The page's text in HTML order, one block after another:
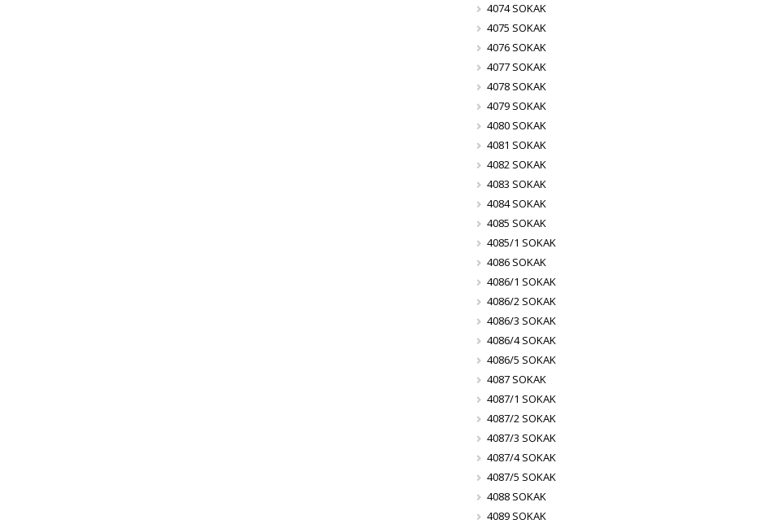
4074 SOKAK
4075 SOKAK
4076 SOKAK
4077 SOKAK
4078 SOKAK
4079 SOKAK
4080 SOKAK
4081 SOKAK
4082 SOKAK
4083 SOKAK
4084 SOKAK
4085 SOKAK
4085/1 SOKAK
4086 SOKAK
4086/1 SOKAK
4086/2 SOKAK
4086/3 SOKAK
4086/4 SOKAK
4086/5 SOKAK
4087 SOKAK
4087/1 SOKAK
4087/2 SOKAK
4087/3 SOKAK
4087/4 SOKAK
4087/5 SOKAK
4088 SOKAK
4089 SOKAK